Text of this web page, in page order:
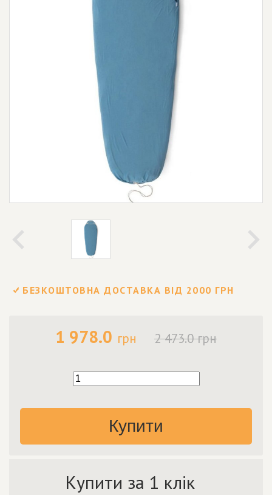
БЕЗКОШТОВНА ДОСТАВКА ВІД 2000 ГРН
1 978.0 грн 2 473.0 грн
Купити
Купити за 1 клік